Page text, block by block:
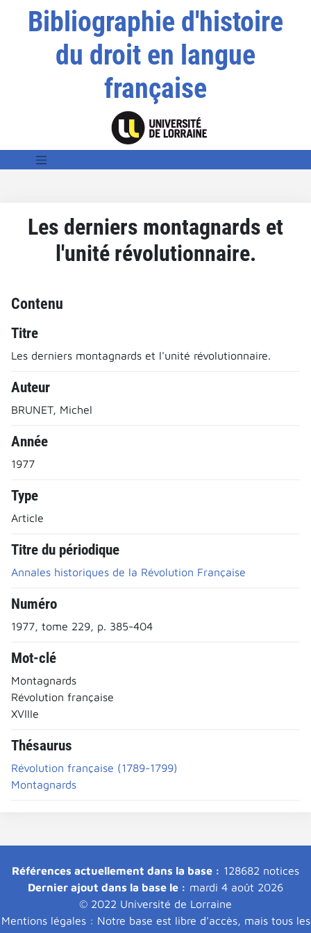
Bibliographie d'histoire
du droit en langue
française
Les derniers montagnards et
l'unité révolutionnaire.
Contenu
Titre
Les derniers montagnards et l'unité révolutionnaire.
Auteur
BRUNET, Michel
Année
1977
Type
Article
Titre du périodique
Annales historiques de la Révolution Française
Numéro
1977, tome 229, p. 385-404
Mot-clé
Montagnards
Révolution française
XVIIIe
Thésaurus
Révolution française (1789-1799)
Montagnards
Références actuellement dans la base : 128682 notices
Dernier ajout dans la base le : mardi 4 août 2026
© 2022 Université de Lorraine
Mentions légales : Notre base est libre d'accès, mais tous les